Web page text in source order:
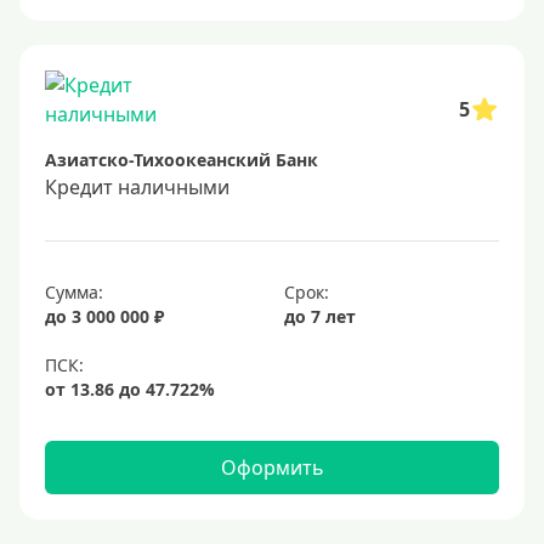
Способы выдачи
Не выходя из дома
С доставкой на дом
Наличными
В долларах США
В евро
Заемщики
5
Азиатско-Тихоокеанский Банк
Кредит наличными
Сумма:
до 3 000 000 ₽
Срок:
до 7 лет
Оформить